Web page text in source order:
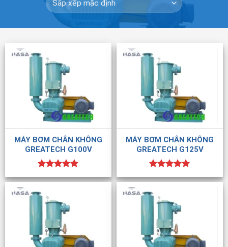
MÁY BƠM CHÂN KHÔNG
GREATECH G100V
Được xếp
hạng5.00
5 sao
MÁY BƠM CHÂN KHÔNG
GREATECH G125V
Được xếp
hạng5.00
5 sao